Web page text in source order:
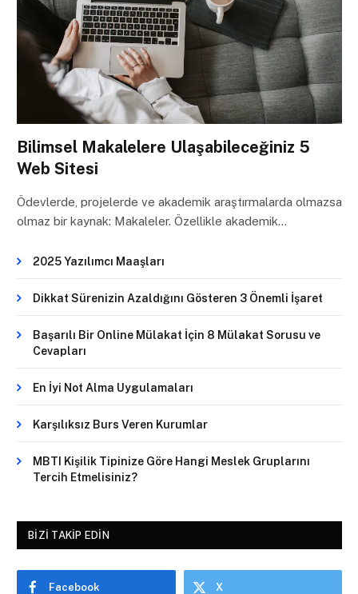
Bilimsel Makalelere Ulaşabileceğiniz 5
Web Sitesi
Ödevlerde, projelerde ve akademik araştırmalarda olmazsa
olmaz bir kaynak: Makaleler. Özellikle akademik…
2025 Yazılımcı Maaşları
Dikkat Sürenizin Azaldığını Gösteren 3 Önemli İşaret
Başarılı Bir Online Mülakat İçin 8 Mülakat Sorusu ve
Cevapları
En İyi Not Alma Uygulamaları
Karşılıksız Burs Veren Kurumlar
MBTI Kişilik Tipinize Göre Hangi Meslek Gruplarını
Tercih Etmelisiniz?
BIZI TAKIP EDIN
Facebook X